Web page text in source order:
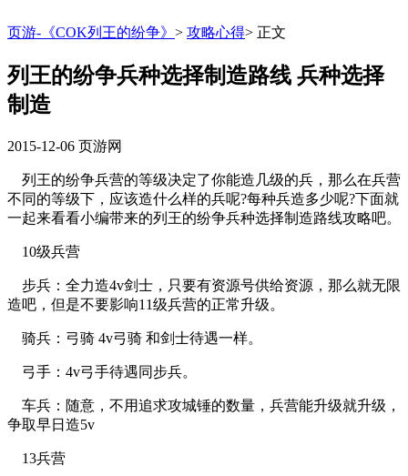
页游-《COK列王的纷争》 > 攻略心得> 正文
列王的纷争兵种选择制造路线 兵种选择
制造
2015-12-06 页游网
列王的纷争兵营的等级决定了你能造几级的兵，那么在兵营
不同的等级下，应该造什么样的兵呢?每种兵造多少呢?下面就
一起来看看小编带来的列王的纷争兵种选择制造路线攻略吧。
10级兵营
步兵：全力造4v剑士，只要有资源号供给资源，那么就无限
造吧，但是不要影响11级兵营的正常升级。
骑兵：弓骑 4v弓骑 和剑士待遇一样。
弓手：4v弓手待遇同步兵。
车兵：随意，不用追求攻城锤的数量，兵营能升级就升级，
争取早日造5v
13兵营